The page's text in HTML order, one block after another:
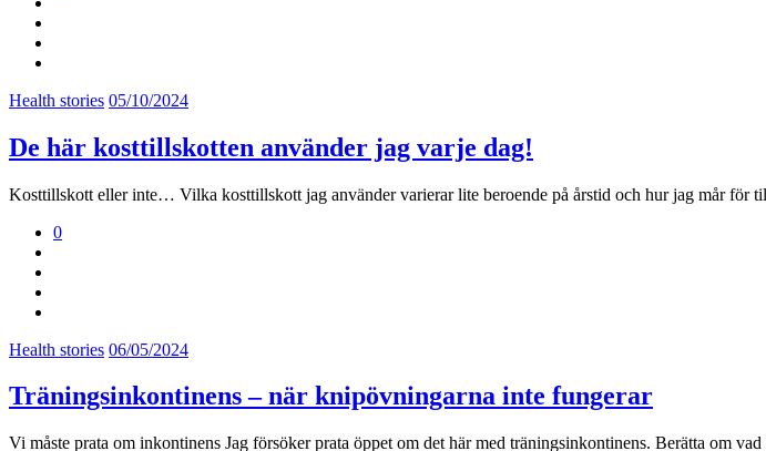
Health stories 05/10/2024
De här kosttillskotten använder jag varje dag!
Kosttillskott eller inte… Vilka kosttillskott jag använder varierar lite beroende på årstid och hur jag mår för
0
Health stories 06/05/2024
Träningsinkontinens – när knipövningarna inte fungerar
Vi måste prata om inkontinens Jag försöker prata öppet om det här med träningsinkontinens. Berätta om